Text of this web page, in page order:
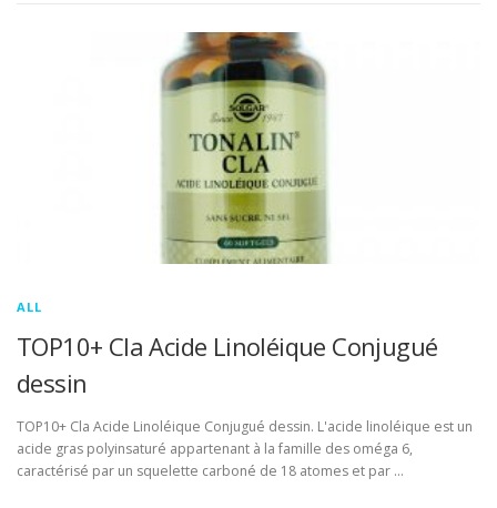
ALL
TOP10+ Cla Acide Linoléique Conjugué
dessin
TOP10+ Cla Acide Linoléique Conjugué dessin. L'acide linoléique est un
acide gras polyinsaturé appartenant à la famille des oméga 6,
caractérisé par un squelette carboné de 18 atomes et par …